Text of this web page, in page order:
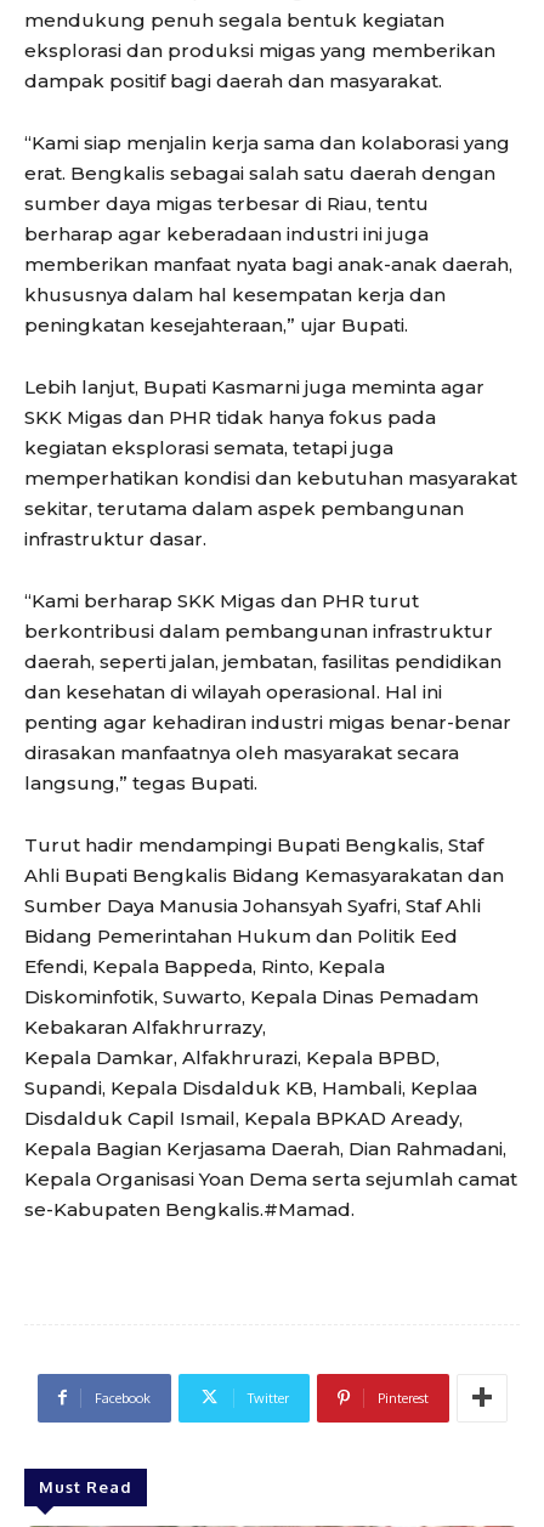
mendukung penuh segala bentuk kegiatan
eksplorasi dan produksi migas yang memberikan
dampak positif bagi daerah dan masyarakat.
“Kami siap menjalin kerja sama dan kolaborasi yang
erat. Bengkalis sebagai salah satu daerah dengan
sumber daya migas terbesar di Riau, tentu
berharap agar keberadaan industri ini juga
memberikan manfaat nyata bagi anak-anak daerah,
khususnya dalam hal kesempatan kerja dan
peningkatan kesejahteraan,” ujar Bupati.
Lebih lanjut, Bupati Kasmarni juga meminta agar
SKK Migas dan PHR tidak hanya fokus pada
kegiatan eksplorasi semata, tetapi juga
memperhatikan kondisi dan kebutuhan masyarakat
sekitar, terutama dalam aspek pembangunan
infrastruktur dasar.
“Kami berharap SKK Migas dan PHR turut
berkontribusi dalam pembangunan infrastruktur
daerah, seperti jalan, jembatan, fasilitas pendidikan
dan kesehatan di wilayah operasional. Hal ini
penting agar kehadiran industri migas benar-benar
dirasakan manfaatnya oleh masyarakat secara
langsung,” tegas Bupati.
Turut hadir mendampingi Bupati Bengkalis, Staf
Ahli Bupati Bengkalis Bidang Kemasyarakatan dan
Sumber Daya Manusia Johansyah Syafri, Staf Ahli
Bidang Pemerintahan Hukum dan Politik Eed
Efendi, Kepala Bappeda, Rinto, Kepala
Diskominfotik, Suwarto, Kepala Dinas Pemadam
Kebakaran Alfakhrurrazy,
Kepala Damkar, Alfakhrurazi, Kepala BPBD,
Supandi, Kepala Disdalduk KB, Hambali, Keplaa
Disdalduk Capil Ismail, Kepala BPKAD Aready,
Kepala Bagian Kerjasama Daerah, Dian Rahmadani,
Kepala Organisasi Yoan Dema serta sejumlah camat
se-Kabupaten Bengkalis.#Mamad.
Facebook Twitter Pinterest
Must Read